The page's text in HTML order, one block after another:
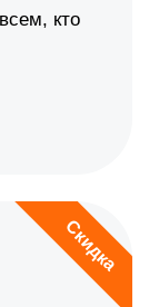
кто
Скидка